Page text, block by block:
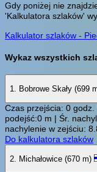
Gdy poniżej nie
'Kalkulatora szlaków'
Kalkulator szlaków -
Wykaz wszystkich
1. Bobrowe Skały (699
Czas przejścia: 0
podejść:0 m | Śr.
nachylenie w zejściu:
Do kalkulatora szlaków
2. Michałowice (670 m)